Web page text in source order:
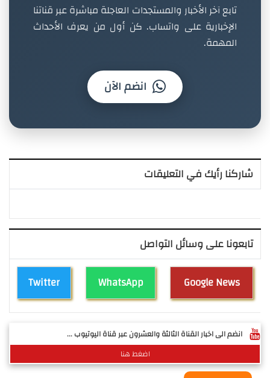
تابع آخر الأخبار والمستجدات العاجلة مباشرة عبر قناتنا
الإخبارية على واتساب. كن أول من يعرف الأحداث
المهمة.
انضم الآن
شاركنا رأيك في التعليقات
تابعونا على وسائل التواصل
Twitter WhatsApp Google News
انضم الى اخبار القناة الثالثة والعشرون عبر قناة اليوتيوب ...
اضغط هنا